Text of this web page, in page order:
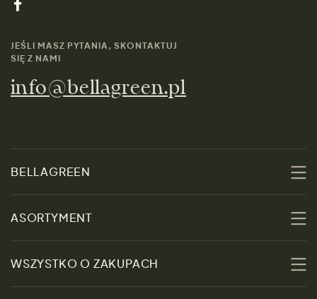
JEŚLI MASZ PYTANIA, SKONTAKTUJ
SIĘ Z NAMI
info@bellagreen.pl
BELLAGREEN
O nas
Zrównoważoność
ASORTYMENT
Promocje
Kobiety
WSZYSTKO O ZAKUPACH